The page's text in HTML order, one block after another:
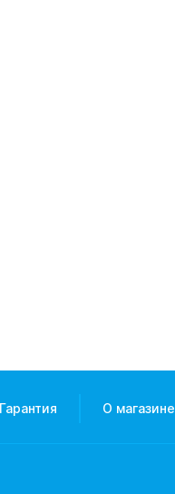
Гарантия О магазине